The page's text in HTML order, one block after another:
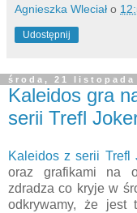
Agnieszka Wleciał o
Udostępnij
środa, 21 listopada
Kaleidos gra
serii Trefl
Kaleidos z serii Trefl
oraz grafikami na
zdradza co kryje w
odkrywamy, że jest